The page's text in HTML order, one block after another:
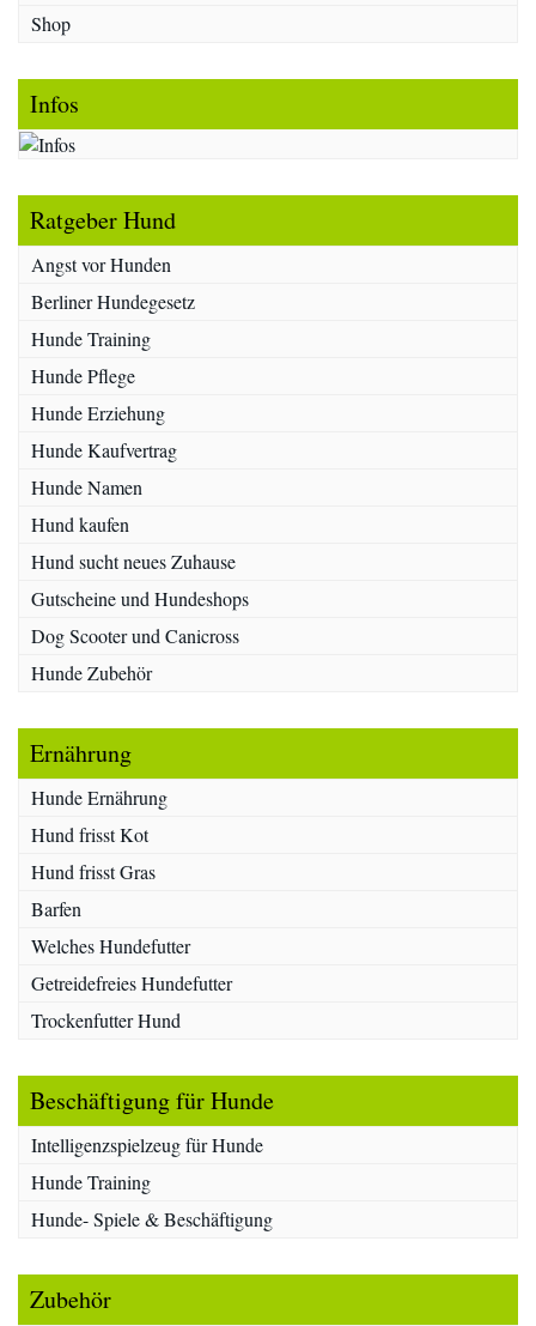
Shop
Infos
Ratgeber Hund
Angst vor Hunden
Berliner Hundegesetz
Hunde Training
Hunde Pflege
Hunde Erziehung
Hunde Kaufvertrag
Hunde Namen
Hund kaufen
Hund sucht neues Zuhause
Gutscheine und Hundeshops
Dog Scooter und Canicross
Hunde Zubehör
Ernährung
Hunde Ernährung
Hund frisst Kot
Hund frisst Gras
Barfen
Welches Hundefutter
Getreidefreies Hundefutter
Trockenfutter Hund
Beschäftigung für Hunde
Intelligenzspielzeug für Hunde
Hunde Training
Hunde- Spiele & Beschäftigung
Zubehör